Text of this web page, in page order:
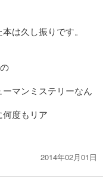
は久し振りです。
マンミステリーなん
度もリア
2014年02月01日